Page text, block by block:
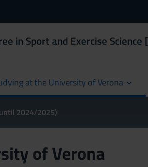
in Sport and Exercise Science
at the University of Verona
2024/2025)
of Verona